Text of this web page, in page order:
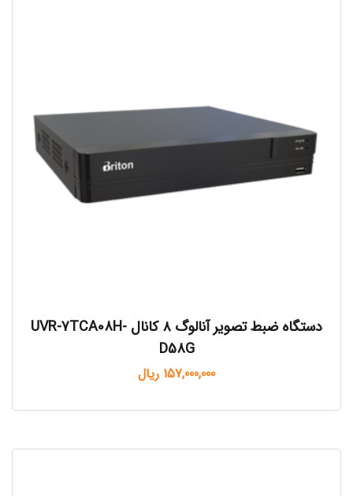
دستگاه ضبط تصویر آنالوگ ۸ کانال UVR-7TCA08H-
D58G
157,000,000 ریال